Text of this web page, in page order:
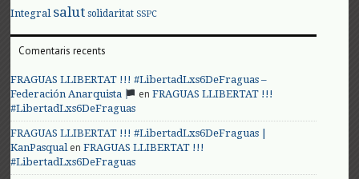
Integral salut solidaritat SSPC
Comentaris recents
FRAGUAS LLIBERTAT !!! #LibertadLxs6DeFraguas –
Federación Anarquista
enFRAGUAS LLIBERTAT !!!
#LibertadLxs6DeFraguas
FRAGUAS LLIBERTAT !!! #LibertadLxs6DeFraguas |
KanPasqualenFRAGUAS LLIBERTAT !!!
#LibertadLxs6DeFraguas